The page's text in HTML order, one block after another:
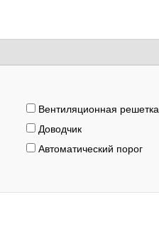
Вентиляционная решетка
Доводчик
Автоматический порог